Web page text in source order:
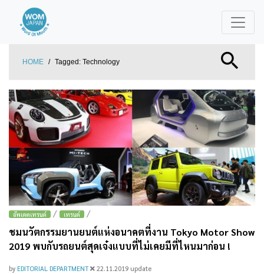
HOME / Tagged: Technology
อัพเดตเทรนด์ / เทรนด์ /
ชมนวัตกรรมยานยนต์แห่งอนาคตที่งาน Tokyo Motor Show
2019 พบกับรถยนต์สุดเจ๋งแบบที่ไม่เคยมีที่ไหนมาก่อน !
by EDITORIAL DEPARTMENT 22.11.2019 update